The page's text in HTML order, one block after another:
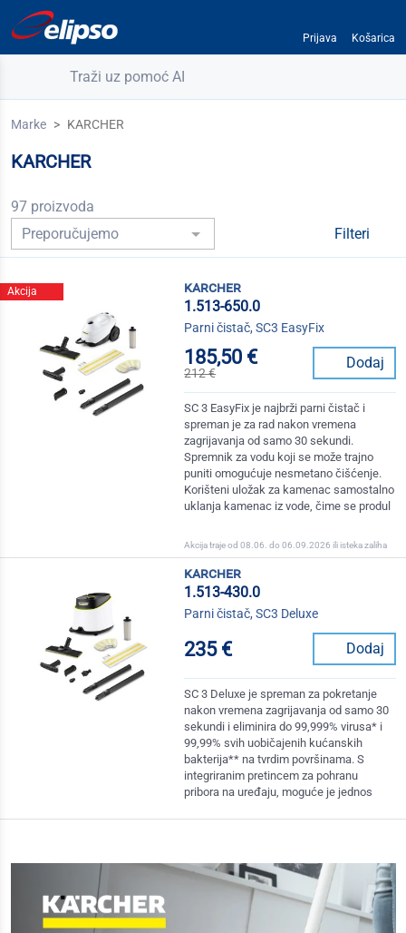
Prijava Košarica
Traži uz pomoć AI
Marke KARCHER
KARCHER
97 proizvoda
Filteri
Akcija
karcher
1.513-650.0
Parni čistač, SC3 EasyFix
185,50 €
212 €
Dodaj
SC 3 EasyFix je najbrži parni čistač i
spreman je za rad nakon vremena
zagrijavanja od samo 30 sekundi.
Spremnik za vodu koji se može trajno
puniti omogućuje nesmetano čišćenje.
Korišteni uložak za kamenac samostalno
uklanja kamenac iz vode, čime se produl
Akcija traje od 08.06. do 06.09.2026 ili isteka zaliha
karcher
1.513-430.0
Parni čistač, SC3 Deluxe
235 € Dodaj
SC 3 Deluxe je spreman za pokretanje
nakon vremena zagrijavanja od samo 30
sekundi i eliminira do 99,999% virusa* i
99,99% svih uobičajenih kućanskih
bakterija** na tvrdim površinama. S
integriranim pretincem za pohranu
pribora na uređaju, moguće je jednos